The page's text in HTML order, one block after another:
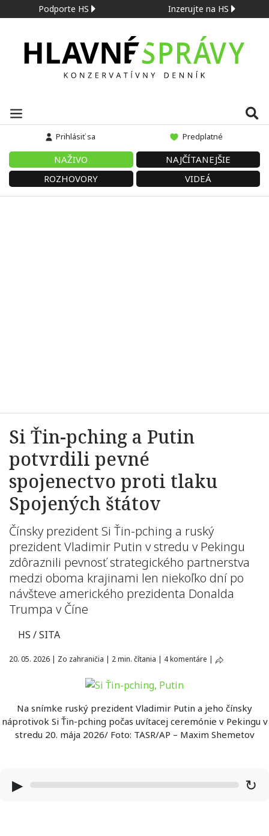
Podporte HS Inzerujte na HS
Prihlásiť sa Predplatné
NAŽIVO
NAJČÍTANEJŠIE
ROZHOVORY
VIDEÁ
Si Ťin-pching a Putin
potvrdili pevné
spojenectvo proti tlaku
Spojených štátov
Čínsky prezident Si Ťin-pching a ruský
prezident Vladimir Putin v stredu v Pekingu
zdôraznili pevnosť strategického partnerstva
medzi oboma krajinami len niekoľko dní po
návšteve amerického prezidenta Donalda
Trumpa v Číne
HS / SITA
20. 05. 2026 | Zo zahraničia | 2 min. čítania | 4 komentáre |
Na snímke ruský prezident Vladimir Putin a jeho čínsky
náprotivok Si Ťin-pching počas uvítacej ceremónie v Pekingu v
stredu 20. mája 2026/ Foto: TASR/AP – Maxim Shemetov
▶ ↻